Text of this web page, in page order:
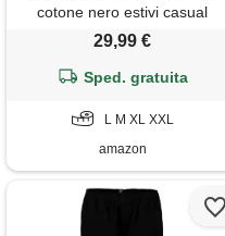
cotone nero estivi casual
leggeri pantaloni da uomo
con tasche, m
29,99 €
Sped. gratuita
L M XL XXL
amazon